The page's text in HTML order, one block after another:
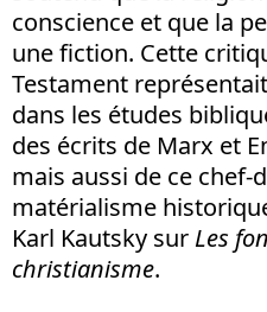
conscience et que la
une fiction. Cette
Testament
dans les études
des écrits de Marx et
mais aussi de ce chef-
matérialisme
Karl Kautsky sur Les
christianisme.